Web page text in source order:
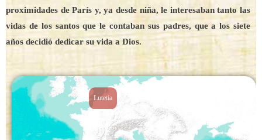
proximidades de París y, ya desde niña, le interesaban tanto las
vidas de los santos que le contaban sus padres, que a los siete
años decidió dedicar su vida a Dios.
Lutetia